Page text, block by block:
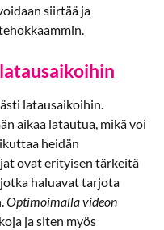
siirtää ja
latausaikoihin.
aikaa latautua, mikä voi
heidän
ovat erityisen tärkeitä
haluavat tarjota
Optimoimalla videon
ja siten myös